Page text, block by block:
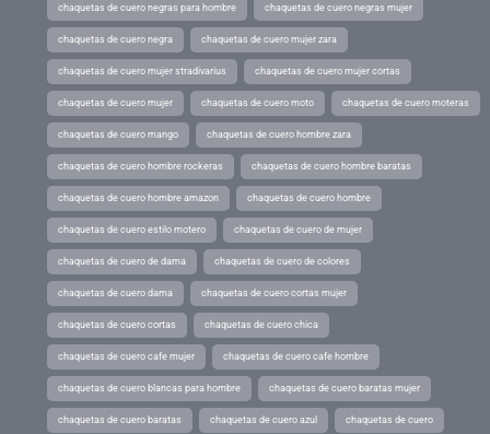
chaquetas de cuero negras para hombre chaquetas de cuero negras mujer
chaquetas de cuero negra chaquetas de cuero mujer zara
chaquetas de cuero mujer stradivarius chaquetas de cuero mujer cortas
chaquetas de cuero mujer chaquetas de cuero moto chaquetas de cuero moteras
chaquetas de cuero mango chaquetas de cuero hombre zara
chaquetas de cuero hombre rockeras chaquetas de cuero hombre baratas
chaquetas de cuero hombre amazon chaquetas de cuero hombre
chaquetas de cuero estilo motero chaquetas de cuero de mujer
chaquetas de cuero de dama chaquetas de cuero de colores
chaquetas de cuero dama chaquetas de cuero cortas mujer
chaquetas de cuero cortas chaquetas de cuero chica
chaquetas de cuero cafe mujer chaquetas de cuero cafe hombre
chaquetas de cuero blancas para hombre chaquetas de cuero baratas mujer
chaquetas de cuero baratas chaquetas de cuero azul chaquetas de cuero